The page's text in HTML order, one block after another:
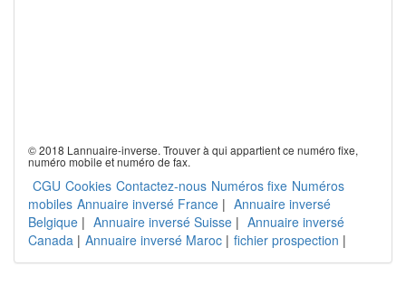
© 2018 Lannuaire-inverse. Trouver à qui appartient ce numéro fixe,
numéro mobile et numéro de fax.
CGU Cookies Contactez-nous Numéros fixe Numéros
mobiles Annuaire inversé France | Annuaire inversé
Belgique | Annuaire inversé Suisse | Annuaire inversé
Canada | Annuaire inversé Maroc | fichier prospection |